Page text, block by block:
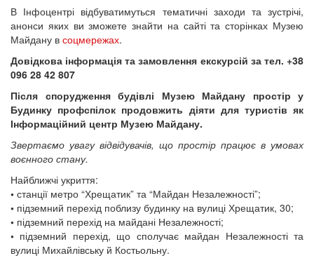
В Інфоцентрі відбуватимуться тематичні заходи та зустрічі,
анонси яких ви зможете знайти на сайті та сторінках Музею
Майдану в соцмережах.
Довідкова інформація та замовлення екскурсій за тел. +38
096 28 42 807
Після спорудження будівлі Музею Майдану простір у
Будинку профспілок продовжить діяти для туристів як
Інформаційний центр Музею Майдану.
Звертаємо увагу відвідувачів, що простір працює в умовах
воєнного стану.
Найближчі укриття:
• станції метро “Хрещатик” та “Майдан Незалежності”;
• підземний перехід поблизу будинку на вулиці Хрещатик, 30;
• підземний перехід на майдані Незалежності;
• підземний перехід, що сполучає майдан Незалежності та
вулиці Михайлівську й Костьольну.